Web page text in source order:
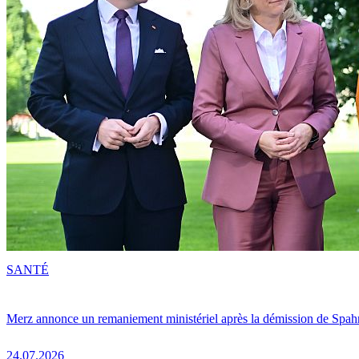
Merz annonce un remaniement ministériel après la démission de
24.07.2026
SANTÉ